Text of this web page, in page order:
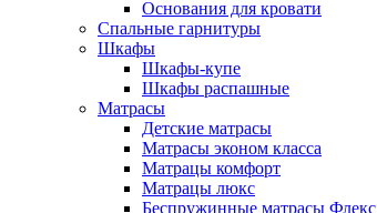
Основания для кровати
Спальные гарнитуры
Шкафы
Шкафы-купе
Шкафы распашные
Матрасы
Детские матрасы
Матрасы эконом класса
Матрацы комфорт
Матрацы люкс
Беспружинные матрасы Флекс